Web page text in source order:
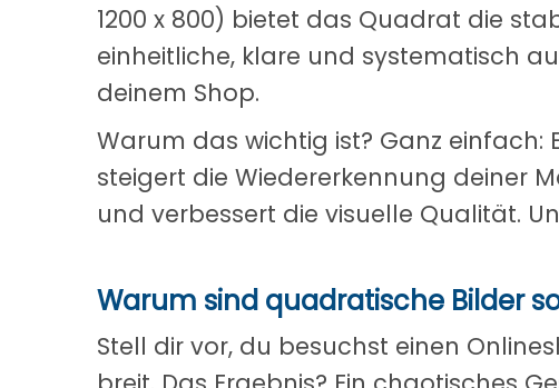
1200 x 800) bietet das Quadrat die
einheitliche, klare und systematisch
deinem Shop.
Warum das wichtig ist? Ganz einfach:
steigert die Wiedererkennung deiner
und verbessert die visuelle Qualität.
Warum sind quadratische Bilder
Stell dir vor, du besuchst einen